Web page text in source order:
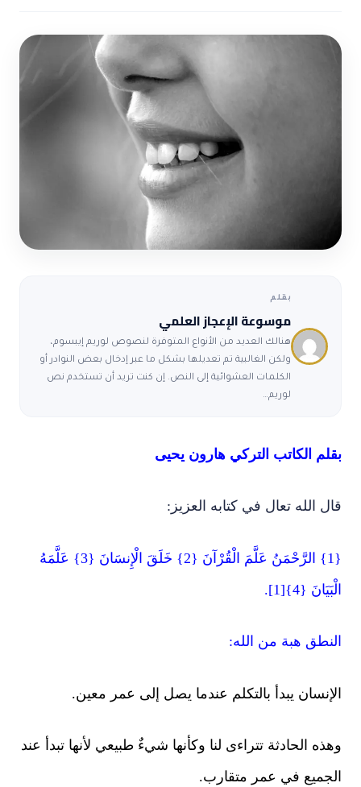
قصص للعبرة
بقلم
موسوعة الإعجاز العلمي
هنالك العديد من الأنواع المتوفرة لنصوص لوريم إيبسوم،
ولكن الغالبية تم تعديلها بشكل ما عبر إدخال بعض النوادر أو
الكلمات العشوائية إلى النص. إن كنت تريد أن تستخدم نص
لوريم…
بقلم الكاتب التركي هارون يحيى
قال الله تعال في كتابه العزيز:
{1} الرَّحْمَنُ عَلَّمَ الْقُرْآنَ {2} خَلَقَ الْإِنسَانَ {3} عَلَّمَهُ
الْبَيَانَ {4}[1].
النطق هبة من الله:
الإنسان يبدأ بالتكلم عندما يصل إلى عمر معين.
وهذه الحادثة تتراءى لنا وكأنها شيءٌ طبيعي لأنها تبدأ عند
الجميع في عمر متقارب.